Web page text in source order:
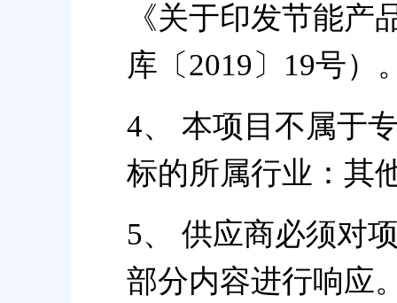
《关于印发节能
库〔2019〕19号）
4、 本项目不属于
标的所属行业：其
5、 供应商必须对
部分内容进行响应